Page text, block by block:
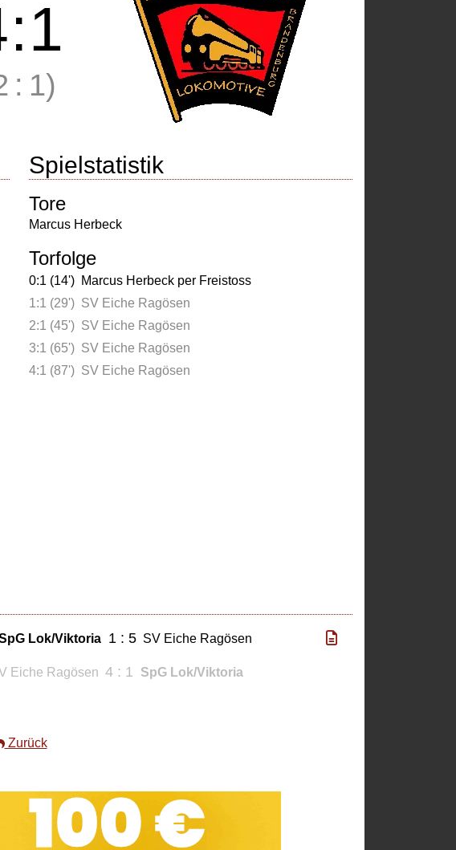
:1
: 1)
Spielstatistik
Tore
Marcus Herbeck
Torfolge
0:1 (14') Marcus Herbeck per Freistoss
1:1 (29') SV Eiche Ragösen
2:1 (45') SV Eiche Ragösen
3:1 (65') SV Eiche Ragösen
4:1 (87') SV Eiche Ragösen
Lok/Viktoria 1 : 5 SV Eiche Ragösen
Eiche Ragösen 4 : 1 SpG Lok/Viktoria
Zurück